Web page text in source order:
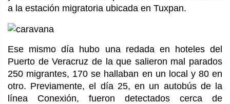
a la estación migratoria ubicada en Tuxpan.
Ese mismo día hubo una redada en hoteles del
Puerto de Veracruz de la que salieron mal parados
250 migrantes, 170 se hallaban en un local y 80 en
otro. Previamente, el día 25, en un autobús de la
línea Conexión, fueron detectados cerca de